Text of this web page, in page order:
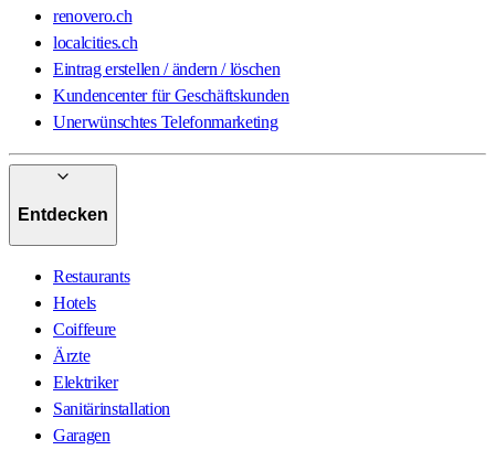
renovero.ch
localcities.ch
Eintrag erstellen / ändern / löschen
Kundencenter für Geschäftskunden
Unerwünschtes Telefonmarketing
Entdecken
Restaurants
Hotels
Coiffeure
Ärzte
Elektriker
Sanitärinstallation
Garagen